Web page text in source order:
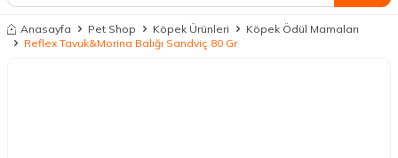
Anasayfa Pet Shop Köpek Ürünleri
Köpek Ödül Mamaları
Reflex Tavuk&Morina Balığı Sandviç 80 Gr